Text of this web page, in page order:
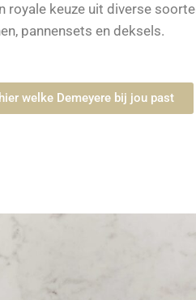
royale keuze uit diverse
pannensets en deksels.
welke Demeyere bij jou past